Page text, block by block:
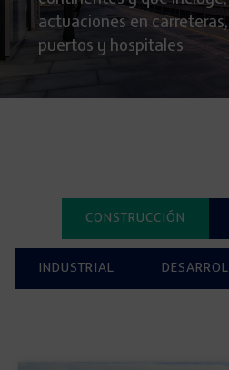
actuaciones en
puertos y hospitales
CONSTRUCCIÓN
INDUSTRIAL